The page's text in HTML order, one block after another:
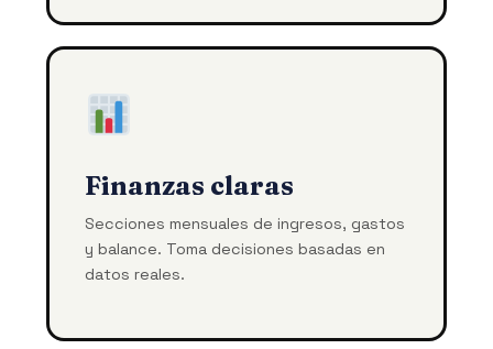
Finanzas claras
Secciones mensuales de ingresos, gastos
y balance. Toma decisiones basadas en
datos reales.